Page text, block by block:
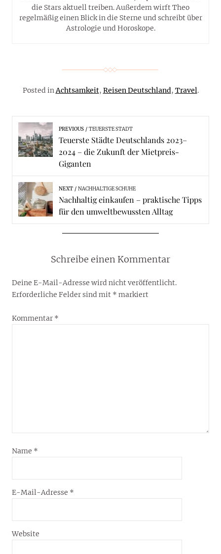
die Stars aktuell treiben. Außerdem wirft Theo
regelmäßig einen Blick in die Sterne und schreibt über
Astrologie und Horoskope.
Posted inAchtsamkeit, Reisen Deutschland, Travel.
PREVIOUS TEUERSTE STADT
Teuerste Städte Deutschlands 2023–
2024 – die Zukunft der Mietpreis-
Giganten
NEXT NACHHALTIGE SCHUHE
Nachhaltig einkaufen – praktische Tipps
für den umweltbewussten Alltag
Schreibe einen Kommentar
Deine E-Mail-Adresse wird nicht veröffentlicht.
Erforderliche Felder sind mit * markiert
Kommentar *
Name *
E-Mail-Adresse *
Website